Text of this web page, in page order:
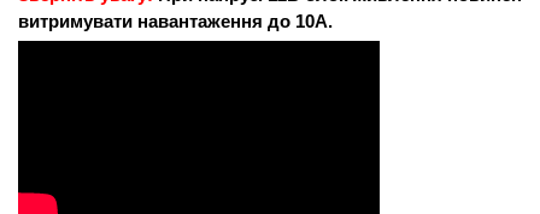
витримувати навантаження до 10А.